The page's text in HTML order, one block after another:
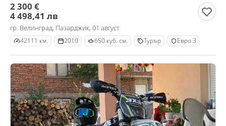
2 300 €
4 498,41 лв
гр. Велинград, Пазарджик, 01 август
42111 км. 2010 650 куб. см. Турър Евро 3